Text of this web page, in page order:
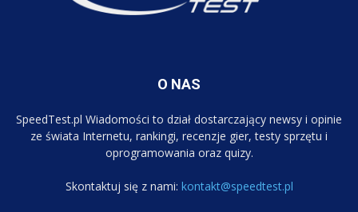
O NAS
SpeedTest.pl Wiadomości to dział dostarczający newsy i opinie
ze świata Internetu, rankingi, recenzje gier, testy sprzętu i
oprogramowania oraz quizy.
Skontaktuj się z nami: kontakt@speedtest.pl